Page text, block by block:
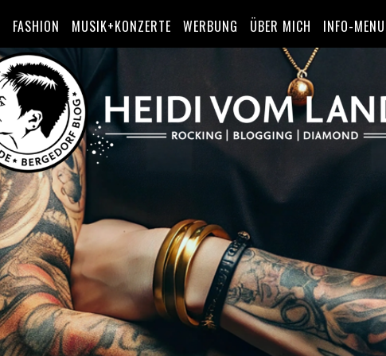
FASHION MUSIK+KONZERTE WERBUNG ÜBER MICH INFO-